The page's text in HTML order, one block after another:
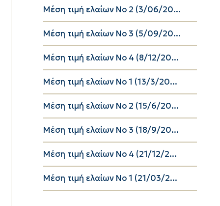
Μέση τιμή ελαίων Νο 2 (3/06/20...
Μέση τιμή ελαίων Νο 3 (5/09/20...
Μέση τιμή ελαίων Νο 4 (8/12/20...
Μέση τιμή ελαίων Νο 1 (13/3/20...
Μέση τιμή ελαίων Νο 2 (15/6/20...
Μέση τιμή ελαίων Νο 3 (18/9/20...
Μέση τιμή ελαίων Νο 4 (21/12/2...
Μέση τιμή ελαίων Νο 1 (21/03/2...